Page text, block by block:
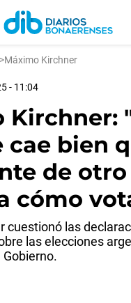
>Máximo Kirchner
- 11:04
Kirchner:
cae bien
de
cómo
cuestionó las
las elecciones